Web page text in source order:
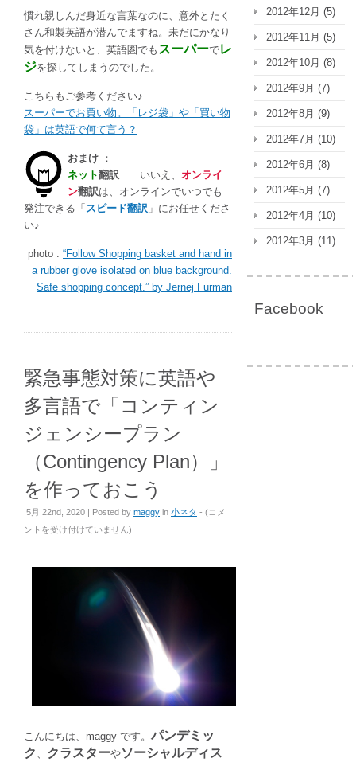
慣れ親しんだ身近な言葉なのに、意外とたく
さん和製英語が潜んでますね。未だにかなり
気を付けないと、英語圏でも スーパーでレ
ジを探してしまうのでした。
こちらもご参考ください♪
スーパーでお買い物。「レジ袋」や「買い物
袋」は英語で何て言う？
おまけ ：
ネット翻訳……いいえ、 オンライ
ン翻訳は、オンラインでいつでも
発注できる「 スピード翻訳 」にお任せくださ
い♪
photo : “Follow Shopping basket and hand in
a rubber glove isolated on blue background.
Safe shopping concept.” by Jernej Furman
緊急事態対策に英語や
多言語で「コンティン
ジェンシープラン
（Contingency Plan）」
を作っておこう
5月 22nd, 2020 | Posted by maggy in 小ネタ - (緊コメ
ントを受け付けていません)
こんにちは、maggy です。 パンデミッ
ク
クラスターやソーシャルディス
2012年12月 (5)
2012年11月 (5)
2012年10月 (8)
2012年9月 (7)
2012年8月 (9)
2012年7月 (10)
2012年6月 (8)
2012年5月 (7)
2012年4月 (10)
2012年3月 (11)
Facebook